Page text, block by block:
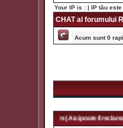
Your IP is : | IP tău este
CHAT al forumului
Acum sunt 0
| Aici poate fi reclama